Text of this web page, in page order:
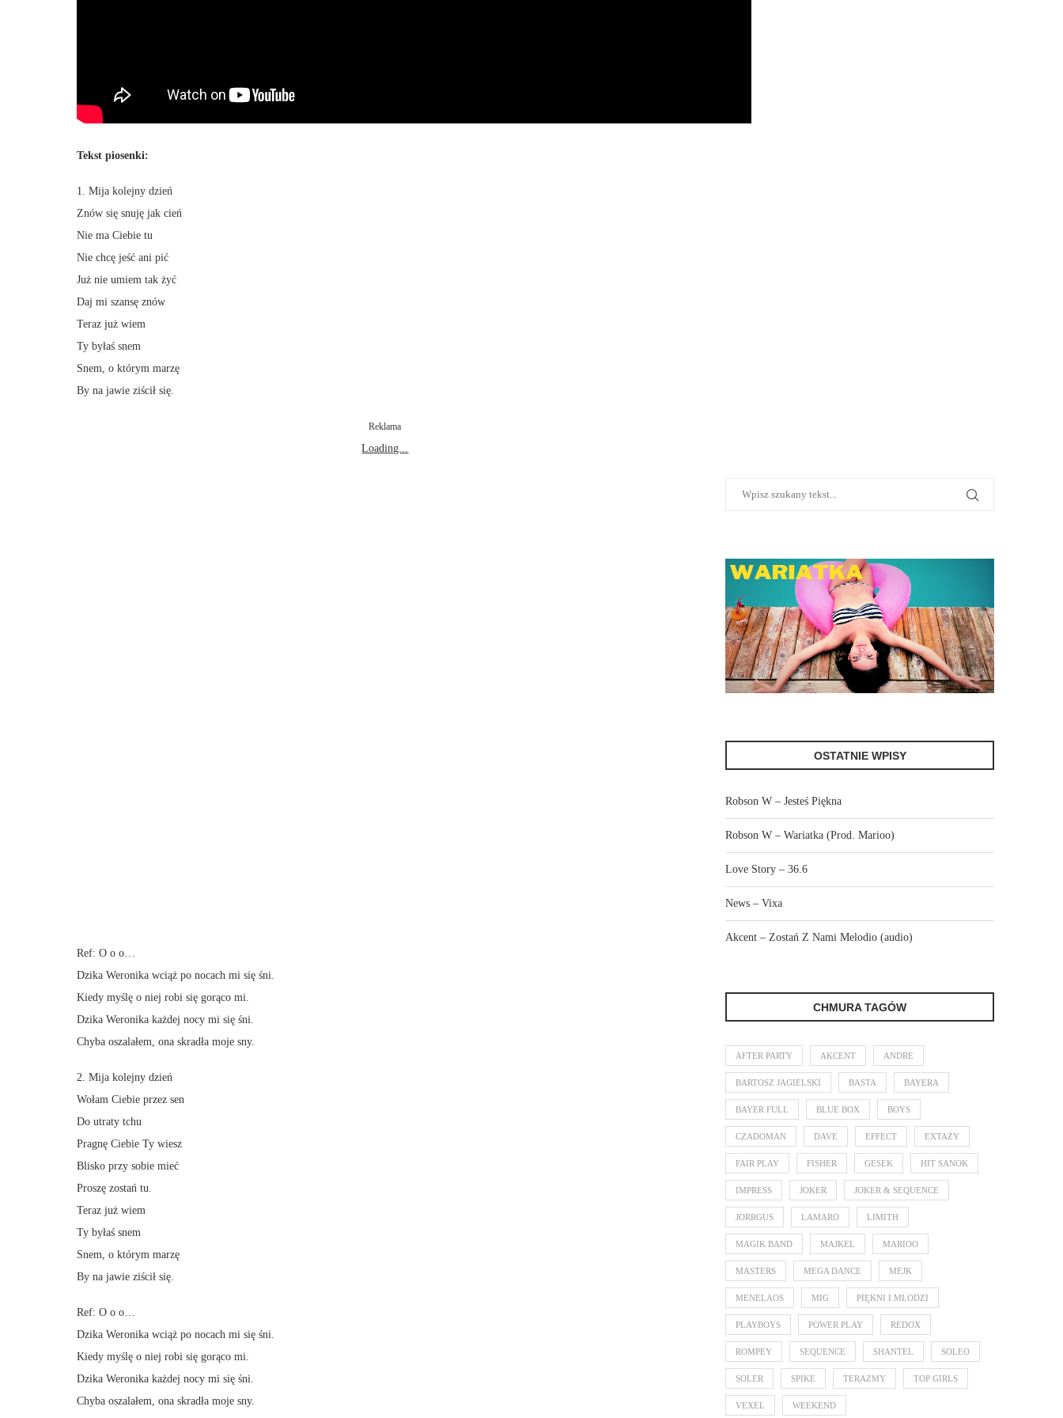
Tekst piosenki:
1. Mija kolejny dzień
Znów się snuję jak cień
Nie ma Ciebie tu
Nie chcę jeść ani pić
Już nie umiem tak żyć
Daj mi szansę znów
Teraz już wiem
Ty byłaś snem
Snem, o którym marzę
By na jawie ziścił się.
Reklama
Loading...
Ref: O o o…
Dzika Weronika wciąż po nocach mi się śni.
Kiedy myślę o niej robi się gorąco mi.
Dzika Weronika każdej nocy mi się śni.
Chyba oszalałem, ona skradła moje sny.
2. Mija kolejny dzień
Wołam Ciebie przez sen
Do utraty tchu
Pragnę Ciebie Ty wiesz
Blisko przy sobie mieć
Proszę zostań tu.
Teraz już wiem
Ty byłaś snem
Snem, o którym marzę
By na jawie ziścił się.
Ref: O o o…
Dzika Weronika wciąż po nocach mi się śni.
Kiedy myślę o niej robi się gorąco mi.
Dzika Weronika każdej nocy mi się śni.
Chyba oszalałem, ona skradła moje sny.
OSTATNIE WPISY
Robson W – Jesteś Piękna
Robson W – Wariatka (Prod. Marioo)
Love Story – 36.6
News – Vixa
Akcent – Zostań Z Nami Melodio (audio)
CHMURA TAGÓW
AFTER PARTY AKCENT ANDRE
BARTOSZ JAGIELSKI BASTA BAYERA
BAYER FULL BLUE BOX BOYS
CZADOMAN DAVE EFFECT EXTAZY
FAIR PLAY FISHER GESEK HIT SANOK
IMPRESS JOKER JOKER & SEQUENCE
JORRGUS LAMARO LIMITH
MAGIK BAND MAJKEL MARIOO
MASTERS MEGA DANCE MEJK
MENELAOS MIG PIĘKNI I MŁODZI
PLAYBOYS POWER PLAY REDOX
ROMPEY SEQUENCE SHANTEL SOLEO
SOLER SPIKE TERAZMY TOP GIRLS
VEXEL WEEKEND